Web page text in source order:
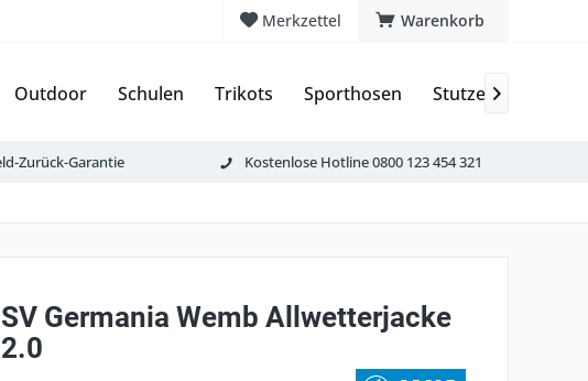
Warenkorb
Merkzettel
Outdoor Schulen Trikots Sporthosen Stutzen & Schoner

Zurück-Garantie Kostenlose Hotline 0800 123 454 321
SV Germania Wemb Allwetterjacke
2.0